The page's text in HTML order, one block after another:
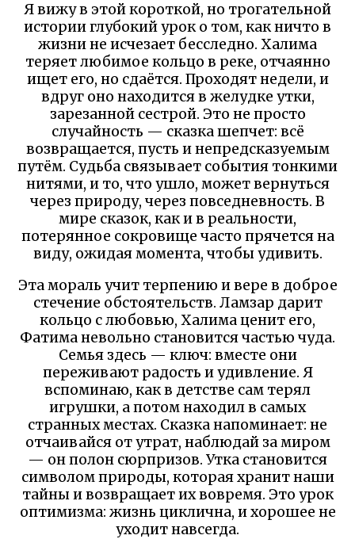
Я вижу в этой короткой, но трогательной
истории глубокий урок о том, как ничто в
жизни не исчезает бесследно. Халима
теряет любимое кольцо в реке, отчаянно
ищет его, но сдаётся. Проходят недели, и
вдруг оно находится в желудке утки,
зарезанной сестрой. Это не просто
случайность — сказка шепчет: всё
возвращается, пусть и непредсказуемым
путём. Судьба связывает события тонкими
нитями, и то, что ушло, может вернуться
через природу, через повседневность. В
мире сказок, как и в реальности,
потерянное сокровище часто прячется на
виду, ожидая момента, чтобы удивить.
Эта мораль учит терпению и вере в доброе
стечение обстоятельств. Ламзар дарит
кольцо с любовью, Халима ценит его,
Фатима невольно становится частью чуда.
Семья здесь — ключ: вместе они
переживают радость и удивление. Я
вспоминаю, как в детстве сам терял
игрушки, а потом находил в самых
странных местах. Сказка напоминает: не
отчаивайся от утрат, наблюдай за миром
— он полон сюрпризов. Утка становится
символом природы, которая хранит наши
тайны и возвращает их вовремя. Это урок
оптимизма: жизнь циклична, и хорошее не
уходит навсегда.